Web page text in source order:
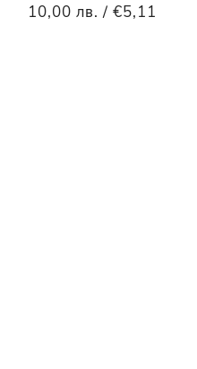
10,00 лв. / €5,11